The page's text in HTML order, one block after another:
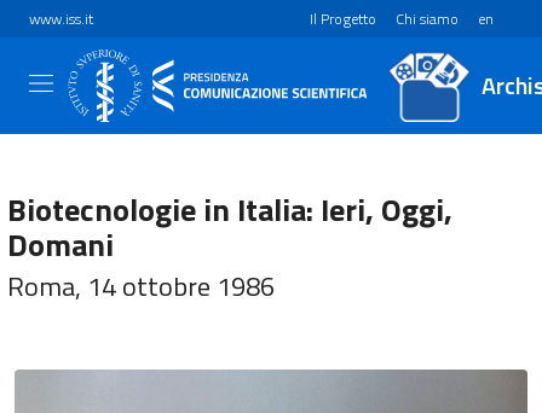
www.iss.it Il Progetto Chi siamo en
Biotecnologie in Italia: Ieri, Oggi,
Domani
Roma, 14 ottobre 1986